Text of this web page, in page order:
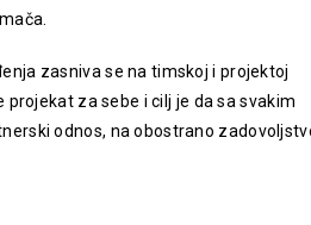
zasniva se na timskoj i projektoj
projekat za sebe i cilj je da sa svakim
odnos, na obostrano